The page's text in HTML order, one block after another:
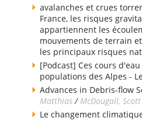
avalanches et crues
France, les risques
appartiennent les
mouvements de terrain
les principaux risques
[Podcast] Ces cours
populations des Alpes -
Advances in Debris-flow
Matthias / McDougall, Scott
Le changement